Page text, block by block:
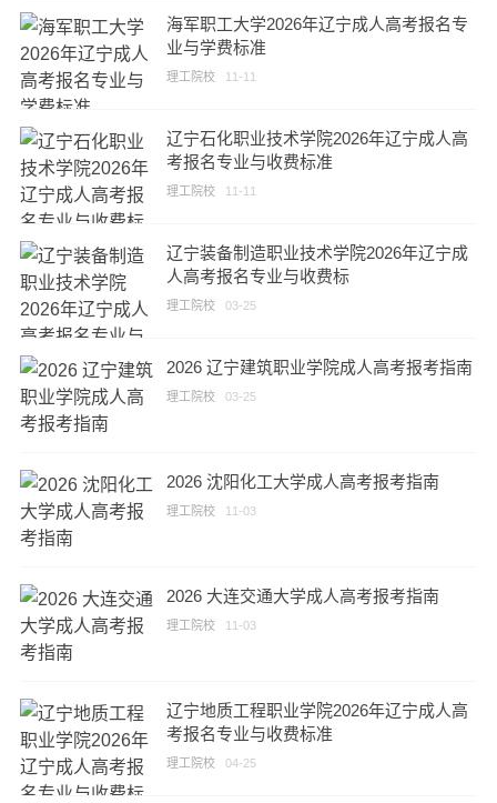
海军职工大学2026年辽宁成人高考报名专
业与学费标准
理工院校11-11
辽宁石化职业技术学院2026年辽宁成人高
考报名专业与收费标准
理工院校11-11
辽宁装备制造职业技术学院2026年辽宁成
人高考报名专业与收费标
理工院校03-25
2026 辽宁建筑职业学院成人高考报考指南
理工院校03-25
2026 沈阳化工大学成人高考报考指南
理工院校11-03
2026 大连交通大学成人高考报考指南
理工院校11-03
辽宁地质工程职业学院2026年辽宁成人高
考报名专业与收费标准
理工院校04-25